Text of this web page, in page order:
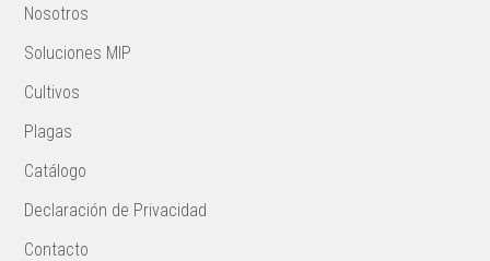
Nosotros
Soluciones MIP
Cultivos
Plagas
Catálogo
Declaración de Privacidad
Contacto